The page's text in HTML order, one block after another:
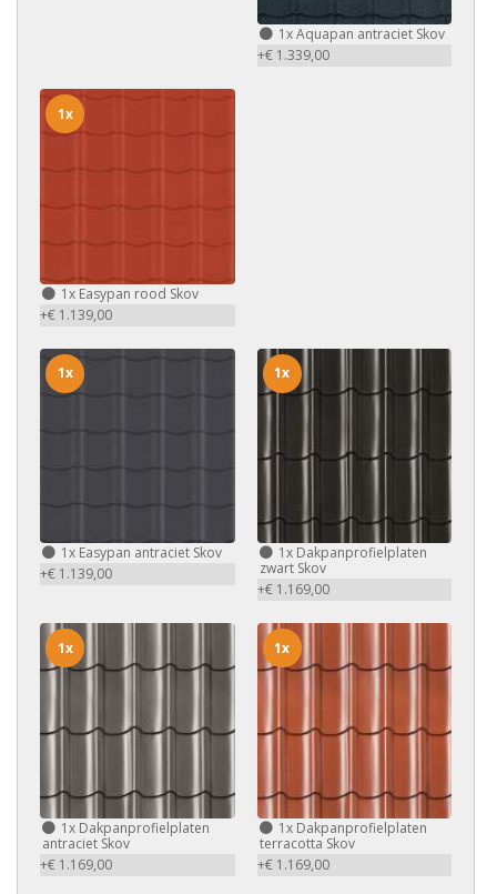
1xAquapan antraciet Skov
+€ 1.339,00
1x Easypan rood Skov
+€ 1.139,00
1x
1x Easypan antraciet Skov
+€ 1.139,00
1x
1xDakpanprofielplaten
zwart Skov
+€ 1.169,00
1x
1x Dakpanprofielplaten
antraciet Skov
+€ 1.169,00
1x
1xDakpanprofielplaten
terracotta Skov
+€ 1.169,00
1x